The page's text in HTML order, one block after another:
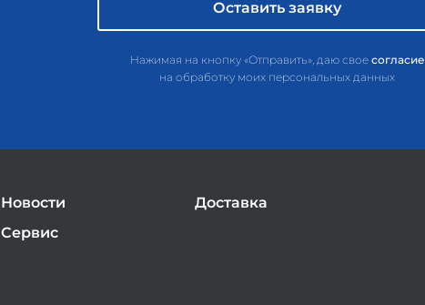
Нажимая на кнопку «Отправить», даю свое согласие
на обработку моих персональных данных
Новости
Сервис
Доставка